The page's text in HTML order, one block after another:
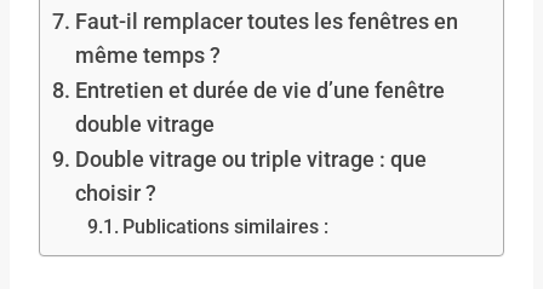
Faut-il remplacer toutes les fenêtres en
même temps ?
Entretien et durée de vie d’une fenêtre
double vitrage
Double vitrage ou triple vitrage : que
choisir ?
Publications similaires :